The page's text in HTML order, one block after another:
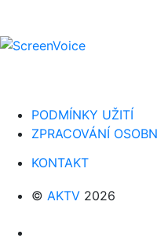
PODMÍNKY UŽITÍ
ZPRACOVÁNÍ
KONTAKT
© AKTV 2026